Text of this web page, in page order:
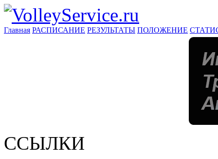
Главная РАСПИСАНИЕ РЕЗУЛЬТАТЫ ПОЛОЖЕНИЕ
ССЫЛКИ